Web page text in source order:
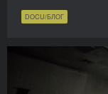
DOCU/БЛОГ